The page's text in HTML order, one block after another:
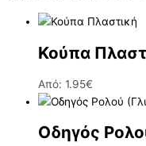
Κούπα
Από: 1.95€
Οδηγός